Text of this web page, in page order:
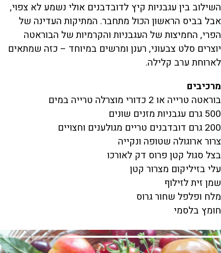
השילוב בין עגבניות קיץ לדובדבנים אולי נשמע לא צפוי,
אבל בביס הראשון הכול מתחבר. המתיקות העדינה של
הפרי, החמיצות של העגבניות והקרמיות של הבוראטה
יוצרים סלט צבעוני, רענן ומרשים במיוחד – כזה שמתאים
לארוחת ערב קלילה.
מרכיבים
בוראטה טרייה או 2 כדורי מוצרלה טרייה במים
500 גרם עגבניות מזנים שונים
200 גרם דובדבנים טריים מגולענים וחצויים
צרור ארוגולה שטופה ונקייה
בצל סגול קטן פרוס דק לאורכו
עלי בזיליקום מצרור קטן
שמן זית לזילוף
מלח ופלפל שחור גרוס
חומץ בלסמי